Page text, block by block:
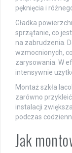
pęknięcia i
Gładka
sprzątanie, co
na zabrudzenia.
wzmocnionych,
zarysowania. W
intensywnie
Montaż szkła
zarówno
instalacji
podczas
Jak